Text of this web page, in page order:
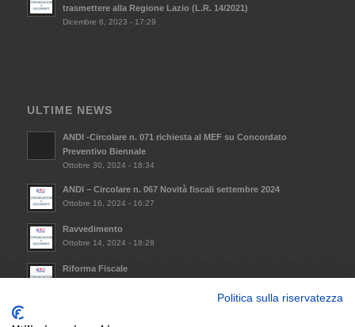
trasmettere alla Regione Lazio (L.R. 14/2021)
Dicembre 6, 2023 - 17:29
ULTIME NEWS
ANDI -Circolare n. 071 richiesta al MEF su Concordato
Preventivo Biennale
Ottobre 30, 2024 - 18:34
ANDI – Circolare n. 067 Novità fiscali settembre 2024
Ottobre 16, 2024 - 16:27
Ravvedimento
Ottobre 14, 2024 - 18:28
Riforma Fiscale
Politica sulla riservatezza